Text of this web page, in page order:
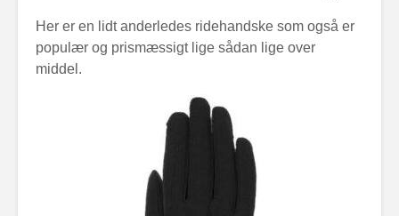
Her er en lidt anderledes ridehandske som også er
populær og prismæssigt lige sådan lige over
middel.